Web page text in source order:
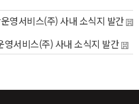
영서비스(주) 사내 소식지 발간
서비스(주) 사내 소식지 발간